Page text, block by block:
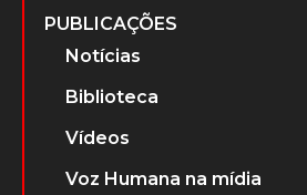
PUBLICAÇÕES
Notícias
Biblioteca
Vídeos
Voz Humana na mídia